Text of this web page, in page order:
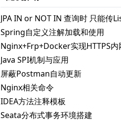
JPA IN or NOT IN 查询时 只能传
Spring自定义注解加载和使用
Java SPI机制与应用
屏蔽Postman自动更新
Nginx相关命令
IDEA方法注释模板
Seata分布式事务环境搭建